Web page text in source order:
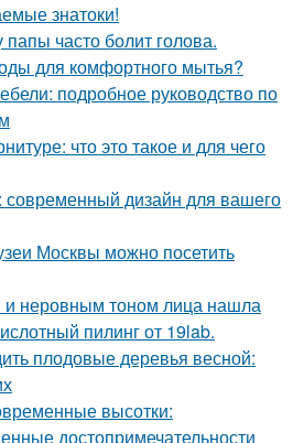
знатоки!
часто болит голова.
для комфортного мытья?
подробное руководство по
что это такое и для чего
современный дизайн для вашего
Москвы можно посетить
неровным тоном лица нашла
пилинг от 19lab.
плодовые деревья весной:
высотки:
достопримечательности